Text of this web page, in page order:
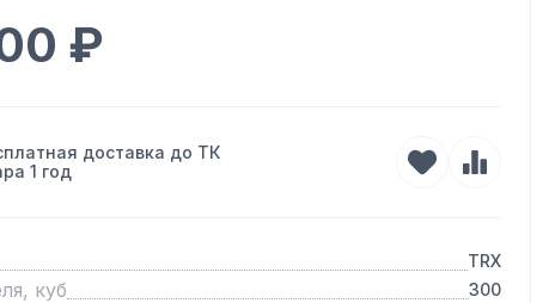
₽
доставка до ТК
1 год
TRX
куб 300